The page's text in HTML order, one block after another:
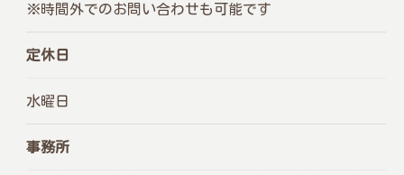
※時間外でのお問い合わせも可能です
定休日
水曜日
事務所